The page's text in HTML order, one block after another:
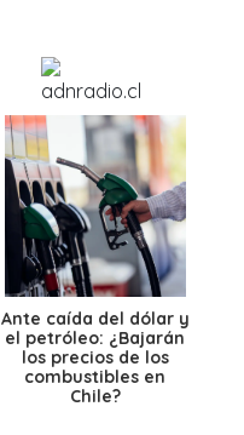
Ante caída del dólar y
el petróleo: ¿Bajarán
los precios de los
combustibles en
Chile?